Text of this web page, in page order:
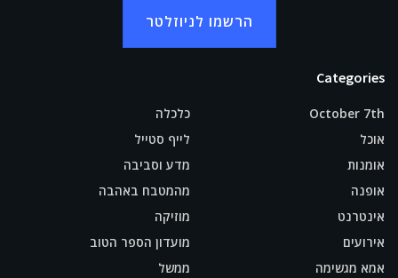
הרשמו לניוזלטר
Categories
October 7th
אוכל
אומנות
אופנה
אינטרנט
אירועים
אמא מגשימה
כלכלה
לייף סטייל
מדע וסביבה
מהמטבח באהבה
מוזיקה
מועדון הספר הטוב
ממשל